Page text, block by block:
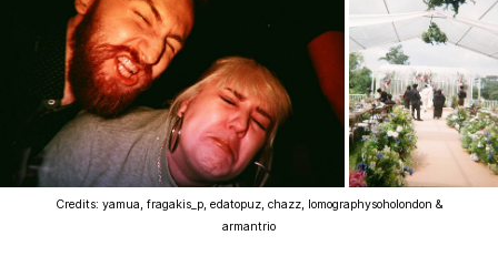
Credits: yamua, fragakis_p, edatopuz, chazz, lomographysoholondon &
armantrio